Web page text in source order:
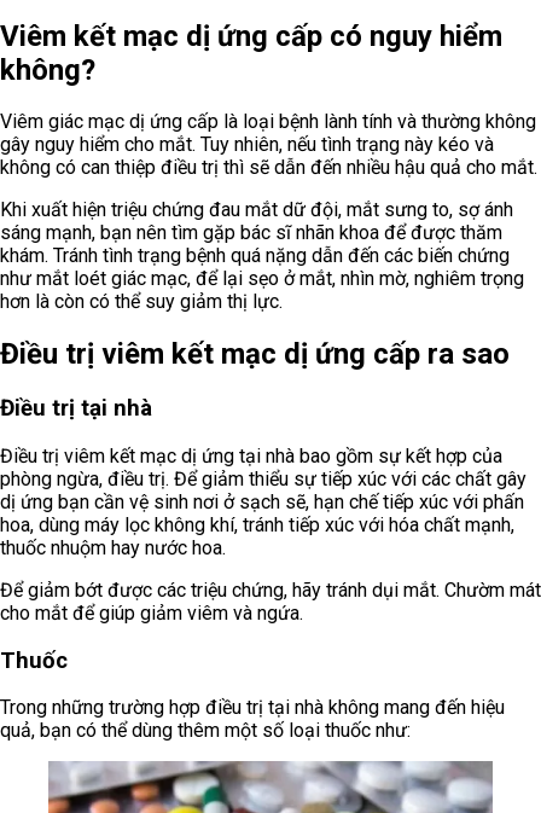
Viêm kết mạc dị ứng cấp có nguy hiểm
không?
Viêm giác mạc dị ứng cấp là loại bệnh lành tính và thường không
gây nguy hiểm cho mắt. Tuy nhiên, nếu tình trạng này kéo và
không có can thiệp điều trị thì sẽ dẫn đến nhiều hậu quả cho mắt.
Khi xuất hiện triệu chứng đau mắt dữ đội, mắt sưng to, sợ ánh
sáng mạnh, bạn nên tìm gặp bác sĩ nhãn khoa để được thăm
khám. Tránh tình trạng bệnh quá nặng dẫn đến các biến chứng
như mắt loét giác mạc, để lại sẹo ở mắt, nhìn mờ, nghiêm trọng
hơn là còn có thể suy giảm thị lực.
Điều trị viêm kết mạc dị ứng cấp ra sao
Điều trị tại nhà
Điều trị viêm kết mạc dị ứng tại nhà bao gồm sự kết hợp của
phòng ngừa, điều trị. Để giảm thiểu sự tiếp xúc với các chất gây
dị ứng bạn cần vệ sinh nơi ở sạch sẽ, hạn chế tiếp xúc với phấn
hoa, dùng máy lọc không khí, tránh tiếp xúc với hóa chất mạnh,
thuốc nhuộm hay nước hoa.
Để giảm bớt được các triệu chứng, hãy tránh dụi mắt. Chườm mát
cho mắt để giúp giảm viêm và ngứa.
Thuốc
Trong những trường hợp điều trị tại nhà không mang đến hiệu
quả, bạn có thể dùng thêm một số loại thuốc như: